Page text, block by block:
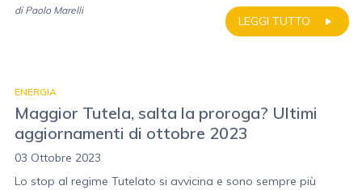
LEGGI TUTTO
di Paolo Marelli
ENERGIA
Maggior Tutela, salta la proroga? Ultimi
aggiornamenti di ottobre 2023
03 Ottobre 2023
Lo stop al regime Tutelato si avvicina e sono sempre più